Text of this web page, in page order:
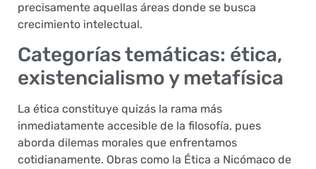
precisamente aquellas áreas donde se busca
crecimiento intelectual.
Categorías temáticas: ética,
existencialismo y metafísica
La ética constituye quizás la rama más
inmediatamente accesible de la filosofía, pues
aborda dilemas morales que enfrentamos
cotidianamente. Obras como la Ética a Nicómaco de